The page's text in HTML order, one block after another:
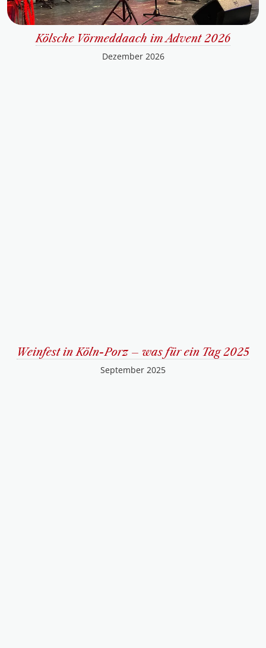
Kölsche Vörmeddaach im Advent 2026
Dezember 2026
Weinfest in Köln-Porz – was für ein Tag 2025
September 2025